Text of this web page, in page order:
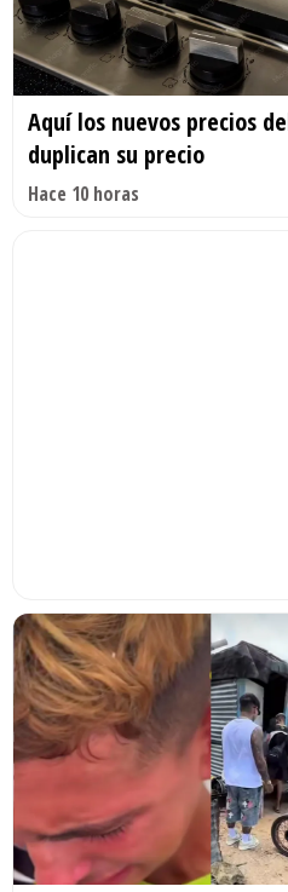
Aquí los nuevos precios
duplican su precio
Hace 10 horas